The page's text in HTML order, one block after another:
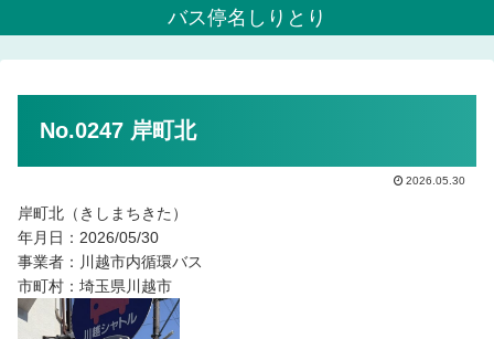
バス停名しりとり
No.0247 岸町北
2026.05.30
岸町北（きしまちきた）
年月日：2026/05/30
事業者：川越市内循環バス
市町村：埼玉県川越市